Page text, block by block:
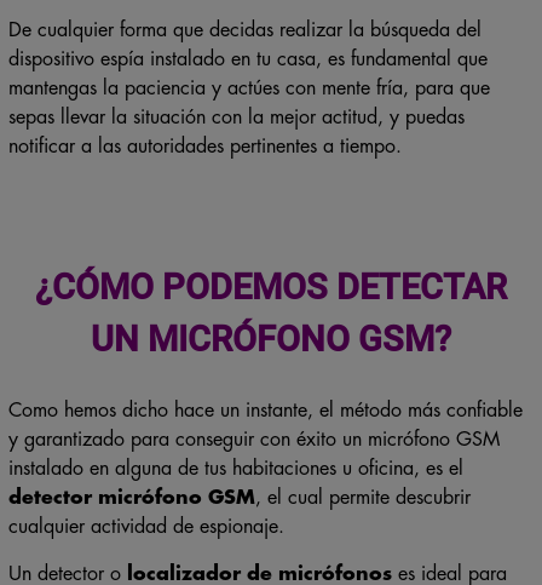
De cualquier forma que decidas realizar la búsqueda del
dispositivo espía instalado en tu casa, es fundamental que
mantengas la paciencia y actúes con mente fría, para que
sepas llevar la situación con la mejor actitud, y puedas
notificar a las autoridades pertinentes a tiempo.
¿CÓMO PODEMOS DETECTAR
UN MICRÓFONO GSM?
Como hemos dicho hace un instante, el método más confiable
y garantizado para conseguir con éxito un micrófono GSM
instalado en alguna de tus habitaciones u oficina, es el
detector micrófono GSM, el cual permite descubrir
cualquier actividad de espionaje.
Un detector o localizador de micrófonoses ideal para